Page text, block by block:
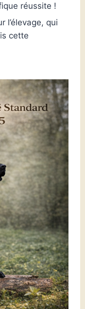
réussite !
l’élevage, qui
cette